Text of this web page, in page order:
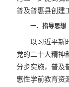
普及普惠县创建
一、指导思想
以习近平新
党的二十大精神
分步实施，普及
惠性学前教育资